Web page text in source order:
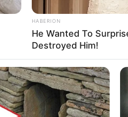
HABERION
He Wanted To
Destroyed Him!